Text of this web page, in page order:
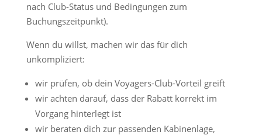
nach Club-Status und Bedingungen zum
Buchungszeitpunkt).
Wenn du willst, machen wir das für dich
unkompliziert:
wir prüfen, ob dein Voyagers-Club-Vorteil greift
wir achten darauf, dass der Rabatt korrekt im
Vorgang hinterlegt ist
wir beraten dich zur passenden Kabinenlage,